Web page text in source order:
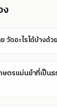
วัดอะไรได้บ้างด้
ษตรแม่นยำที่เป็น